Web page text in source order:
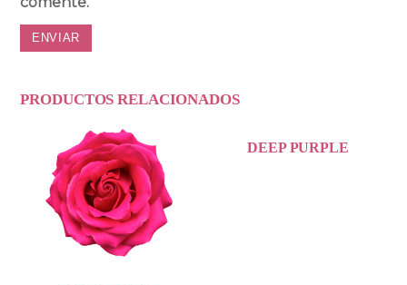
PRODUCTOS RELACIONADOS
DEEP PURPLE